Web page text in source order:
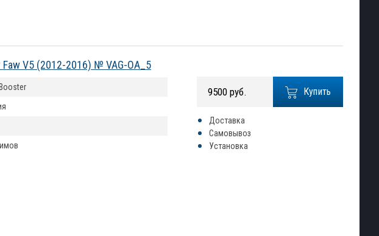
V5 (2012-2016) № VAG-OA_5
Купить
9500 руб.
Доставка
Самовывоз
Установка